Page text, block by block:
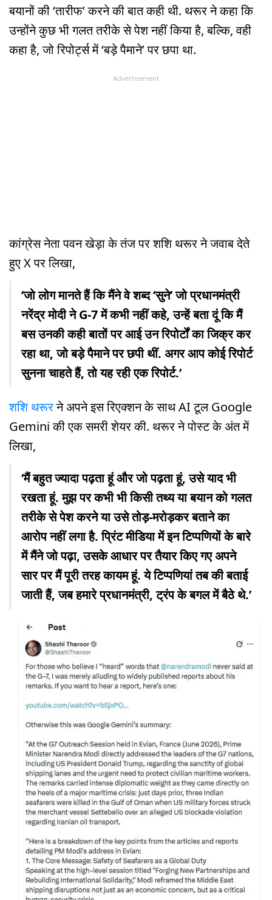
बयानों की ‘तारीफ’ करने की बात कही थी. थरूर ने कहा कि
उन्होंने कुछ भी गलत तरीके से पेश नहीं किया है, बल्कि, वही
कहा है, जो रिपोर्ट्स में ‘बड़े पैमाने’ पर छपा था.
Advertisement
कांग्रेस नेता पवन खेड़ा के तंज पर शशि थरूर ने जवाब देते
हुए X पर लिखा,
‘जो लोग मानते हैं कि मैंने वे शब्द ‘सुने’ जो प्रधानमंत्री
नरेंद्र मोदी ने G-7 में कभी नहीं कहे, उन्हें बता दूं कि मैं
बस उनकी कही बातों पर आई उन रिपोर्टों का जिक्र कर
रहा था, जो बड़े पैमाने पर छपी थीं. अगर आप कोई रिपोर्ट
सुनना चाहते हैं, तो यह रही एक रिपोर्ट.’
शशि थरूरने अपने इस रिएक्शन के साथ AI टूल Google
Gemini की एक समरी शेयर की. थरूर ने पोस्ट के अंत में
लिखा,
‘मैं बहुत ज्यादा पढ़ता हूं और जो पढ़ता हूं, उसे याद भी
रखता हूं. मुझ पर कभी भी किसी तथ्य या बयान को गलत
तरीके से पेश करने या उसे तोड़-मरोड़कर बताने का
आरोप नहीं लगा है. प्रिंट मीडिया में इन टिप्पणियों के बारे
में मैंने जो पढ़ा, उसके आधार पर तैयार किए गए अपने
सार पर मैं पूरी तरह कायम हूं. ये टिप्पणियां तब की बताई
जाती हैं, जब हमारे प्रधानमंत्री, ट्रंप के बगल में बैठे थे.’